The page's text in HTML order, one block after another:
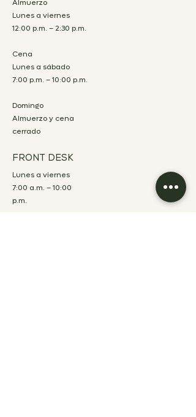
Almuerzo
Lunes a viernes
12:00 p.m. – 2:30 p.m.
Cena
Lunes a sábado
7:00 p.m. – 10:00 p.m.
Domingo
Almuerzo y cena
cerrado
FRONT DESK
Lunes a viernes
7:00 a.m. – 10:00
p.m.